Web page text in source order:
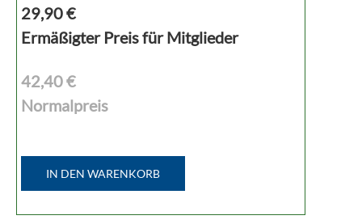
29,90€
Ermäßigter Preis für Mitglieder
42,40 €
Normalpreis
IN DEN WARENKORB